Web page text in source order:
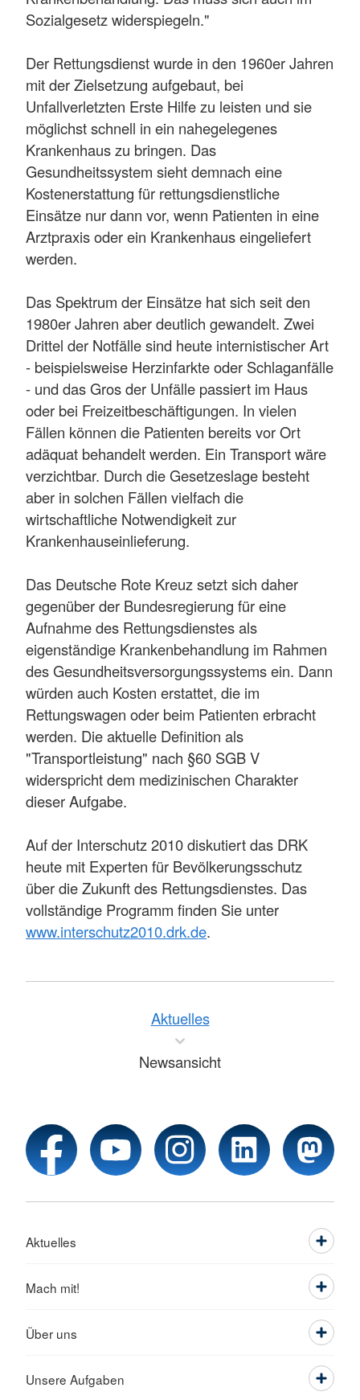
Sozialgesetz widerspiegeln."
Der Rettungsdienst wurde in den 1960er Jahren
mit der Zielsetzung aufgebaut, bei
Unfallverletzten Erste Hilfe zu leisten und sie
möglichst schnell in ein nahegelegenes
Krankenhaus zu bringen. Das
Gesundheitssystem sieht demnach eine
Kostenerstattung für rettungsdienstliche
Einsätze nur dann vor, wenn Patienten in eine
Arztpraxis oder ein Krankenhaus eingeliefert
werden.
Das Spektrum der Einsätze hat sich seit den
1980er Jahren aber deutlich gewandelt. Zwei
Drittel der Notfälle sind heute internistischer Art
- beispielsweise Herzinfarkte oder Schlaganfälle
- und das Gros der Unfälle passiert im Haus
oder bei Freizeitbeschäftigungen. In vielen
Fällen können die Patienten bereits vor Ort
adäquat behandelt werden. Ein Transport wäre
verzichtbar. Durch die Gesetzeslage besteht
aber in solchen Fällen vielfach die
wirtschaftliche Notwendigkeit zur
Krankenhauseinlieferung.
Das Deutsche Rote Kreuz setzt sich daher
gegenüber der Bundesregierung für eine
Aufnahme des Rettungsdienstes als
eigenständige Krankenbehandlung im Rahmen
des Gesundheitsversorgungssystems ein. Dann
würden auch Kosten erstattet, die im
Rettungswagen oder beim Patienten erbracht
werden. Die aktuelle Definition als
"Transportleistung" nach §60 SGB V
widerspricht dem medizinischen Charakter
dieser Aufgabe.
Auf der Interschutz 2010 diskutiert das DRK
heute mit Experten für Bevölkerungsschutz
über die Zukunft des Rettungsdienstes. Das
vollständige Programm finden Sie unter
www.interschutz2010.drk.de.
Aktuelles
Newsansicht
Aktuelles
Mach mit!
Über uns
Unsere Aufgaben